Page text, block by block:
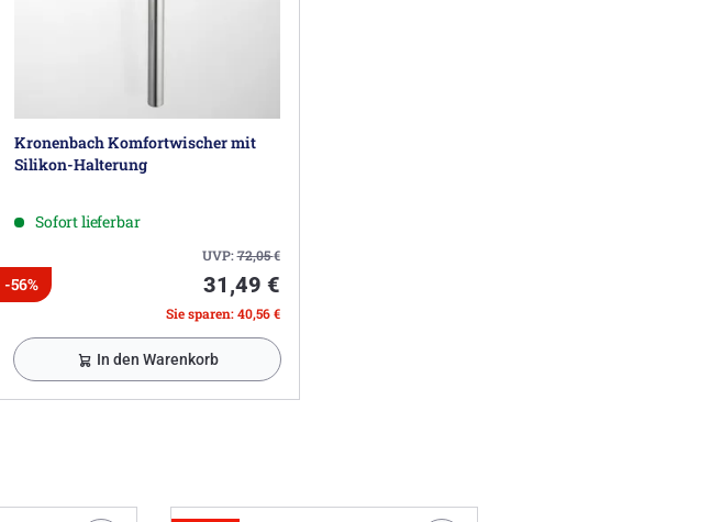
Kronenbach Komfortwischer mit
Silikon-Halterung
Sofort lieferbar
UVP:72,05€
-56% 31,49 €
Sie sparen: 40,56 €
In den Warenkorb